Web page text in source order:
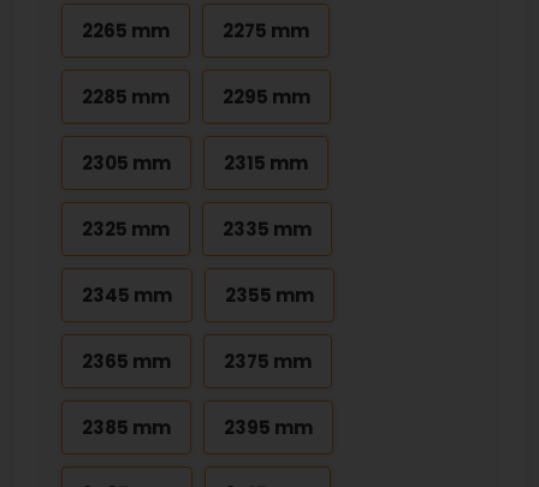
2265 mm 2275 mm
2285 mm 2295 mm
2305 mm 2315 mm
2325 mm 2335 mm
2345 mm 2355 mm
2365 mm 2375 mm
2385 mm 2395 mm